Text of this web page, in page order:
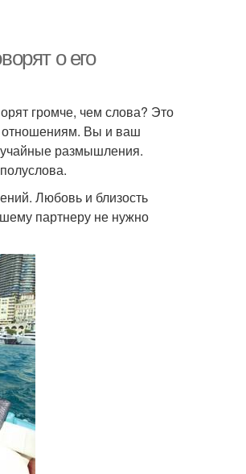
о его
громче, чем слова? Это
отношениям. Вы и ваш
размышления.
Любовь и близость
партнеру не нужно